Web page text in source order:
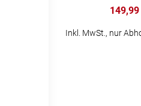
149,99
Inkl. MwSt., nur